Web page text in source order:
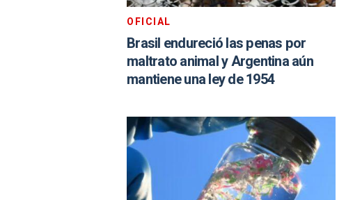
OFICIAL
Brasil endureció las penas por
maltrato animal y Argentina aún
mantiene una ley de 1954